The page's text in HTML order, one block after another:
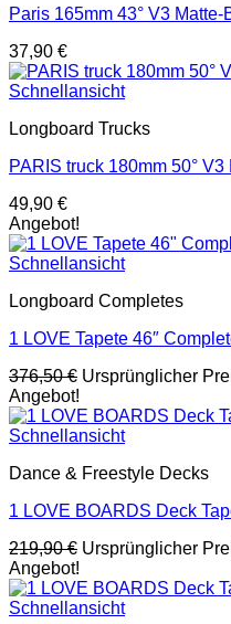
Paris 165mm 43° V3 Matte-
37,90 €
Schnellansicht
Longboard Trucks
PARIS truck 180mm 50°
49,90 €
Angebot!
Schnellansicht
Longboard Completes
1 LOVE Tapete 46″
376,50€ Ursprünglicher
Angebot!
Schnellansicht
Dance & Freestyle Decks
1 LOVE BOARDS Deck
219,90€ Ursprünglicher
Angebot!
Schnellansicht